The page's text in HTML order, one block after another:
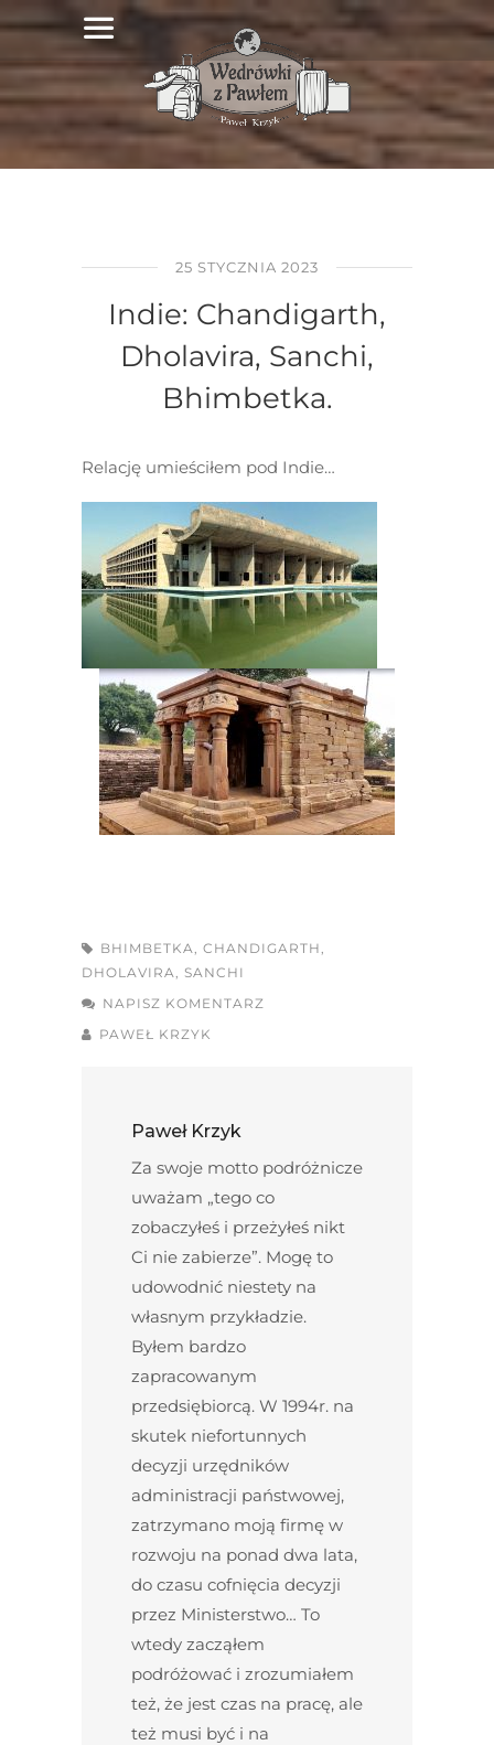
25 STYCZNIA 2023
Indie: Chandigarth,
Dholavira, Sanchi,
Bhimbetka.
Relację umieściłem pod Indie…
BHIMBETKA, CHANDIGARTH,
DHOLAVIRA, SANCHI
NAPISZ KOMENTARZ
PAWEŁ KRZYK
Paweł Krzyk
Za swoje motto podróżnicze
uważam „tego co
zobaczyłeś i przeżyłeś nikt
Ci nie zabierze”. Mogę to
udowodnić niestety na
własnym przykładzie.
Byłem bardzo
zapracowanym
przedsiębiorcą. W 1994r. na
skutek niefortunnych
decyzji urzędników
administracji państwowej,
zatrzymano moją firmę w
rozwoju na ponad dwa lata,
do czasu cofnięcia decyzji
przez Ministerstwo… To
wtedy zacząłem
podróżować i zrozumiałem
też, że jest czas na pracę, ale
też musi być i na